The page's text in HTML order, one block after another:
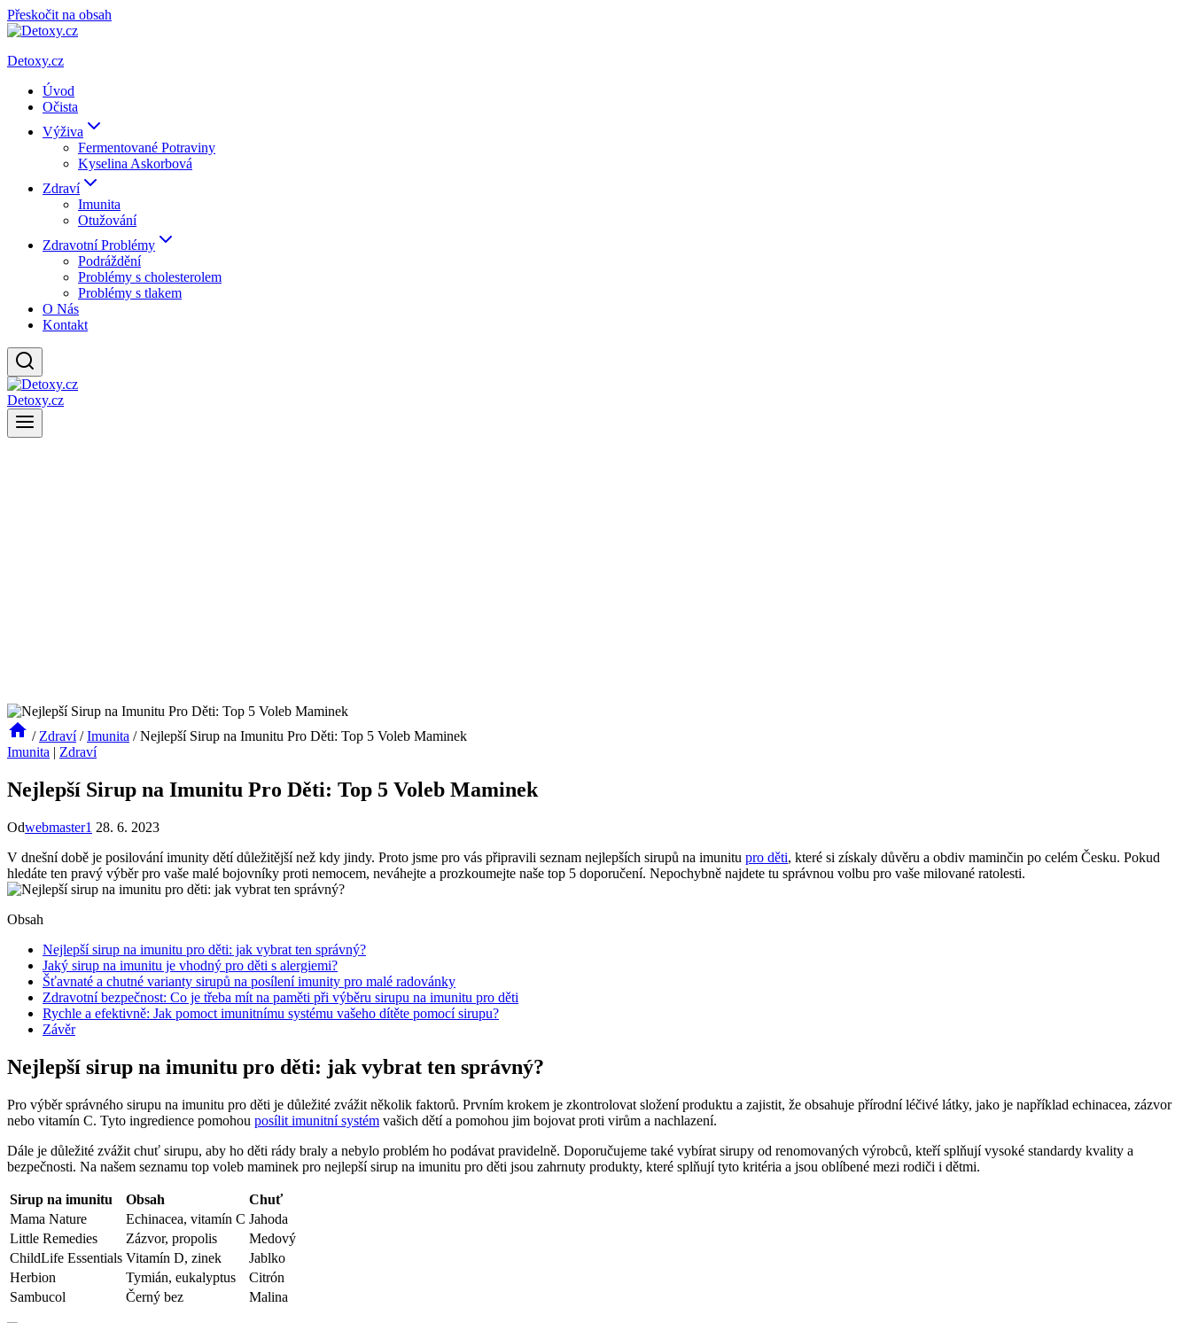
Přeskočit na obsah
Detoxy.cz
Úvod
Očista
Výživa
Fermentované Potraviny
Kyselina Askorbová
Zdraví
Imunita
Otužování
Zdravotní Problémy
Podráždění
Problémy s cholesterolem
Problémy s tlakem
O Nás
Kontakt
Detoxy.cz
/ Zdraví / Imunita / Nejlepší Sirup na Imunitu Pro Děti: Top 5 Voleb Maminek
Imunita | Zdraví
Nejlepší Sirup na Imunitu Pro Děti: Top 5 Voleb Maminek
Odwebmaster1 28. 6. 2023
V dnešní době je posilování imunity dětí důležitější než kdy jindy. Proto jsme pro vás připravili seznam nejlepších sirupů na imunitu pro děti, které si získaly důvěru a obdiv maminčin po celém Česku. Pokud
hledáte ten pravý výběr pro vaše malé bojovníky proti nemocem, neváhejte a prozkoumejte naše top 5 doporučení. Nepochybně najdete tu správnou volbu pro vaše milované ratolesti.
Obsah
Nejlepší sirup na imunitu pro děti: jak vybrat ten správný?
Jaký sirup na imunitu je vhodný pro děti s alergiemi?
Šťavnaté a chutné varianty sirupů na posílení imunity pro malé radovánky
Zdravotní bezpečnost: Co je třeba mít na paměti při výběru sirupu na imunitu pro děti
Rychle a efektivně: Jak pomoct imunitnímu systému vašeho dítěte pomocí sirupu?
Závěr
Nejlepší sirup na imunitu pro děti: jak vybrat ten správný?
Pro výběr správného sirupu na imunitu pro děti je důležité zvážit několik faktorů. Prvním krokem je zkontrolovat složení produktu a zajistit, že obsahuje přírodní léčivé látky, jako je například echinacea, zázvor
nebo vitamín C. Tyto ingredience pomohou posílit imunitní systém vašich dětí a pomohou jim bojovat proti virům a nachlazení.
Dále je důležité zvážit chuť sirupu, aby ho děti rády braly a nebylo problém ho podávat pravidelně. Doporučujeme také vybírat sirupy od renomovaných výrobců, kteří splňují vysoké standardy kvality a
bezpečnosti. Na našem seznamu top voleb maminek pro nejlepší sirup na imunitu pro děti jsou zahrnuty produkty, které splňují tyto kritéria a jsou oblíbené mezi rodiči i dětmi.
Sirup na imunitu Obsah
Chuť
Mama Nature
Echinacea, vitamín C Jahoda
Little Remedies
Zázvor, propolis
Medový
ChildLife Essentials Vitamín D, zinek
Jablko
Herbion
Tymián, eukalyptus
Citrón
Sambucol
Černý bez Malina